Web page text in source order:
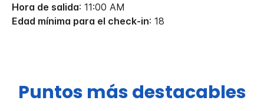
Hora de salida: 11:00 AM
Edad mínima para el check-in: 18
Puntos más destacables